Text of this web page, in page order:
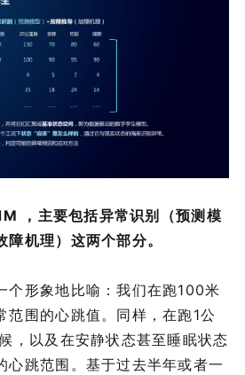
，主要包括异常识别（预测模
机理）这两个部分。
个形象地比喻：我们在跑100米
范围的心跳值。同样，在跑1公
，以及在安静状态甚至睡眠状态
心跳范围。基于过去半年或者一